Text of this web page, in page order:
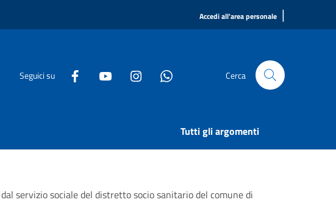
Accedi all'area personale |
Seguici su Cerca
Tutti gli argomenti
servizio sociale del distretto socio sanitario del comune di